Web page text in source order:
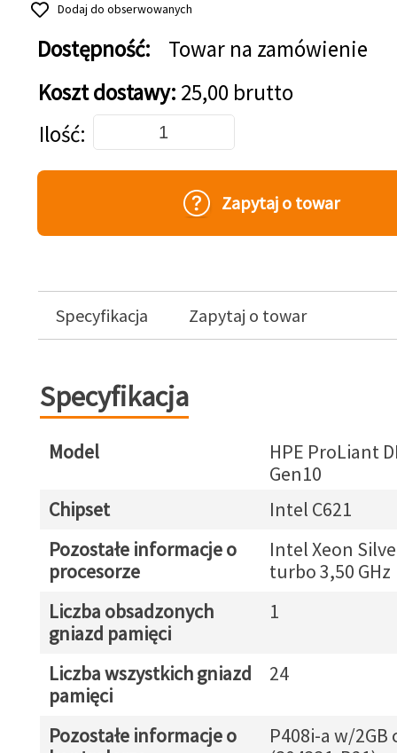
Dodaj do obserwowanych
Dostępność:
Towar na zamówienie
Koszt dostawy: 25,00 brutto
Dodaj do koszyka
Ilość
Zapytaj o towar
Specyfikacja Zapytaj o towar
Specyfikacja
Model
HPE ProLiant
Gen10
Chipset
Intel C621
Pozostałe informacje o
procesorze
Intel Xeon
turbo 3,50 GHz
Liczba obsadzonych
gniazd pamięci
1
Liczba wszystkich gniazd
pamięci
24
Pozostałe informacje o
P408i-a w/2GB